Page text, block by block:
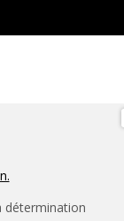
détermination